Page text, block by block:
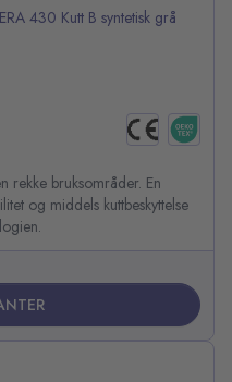
430 Kutt B syntetisk grå
rekke bruksområder. En
og middels kuttbeskyttelse